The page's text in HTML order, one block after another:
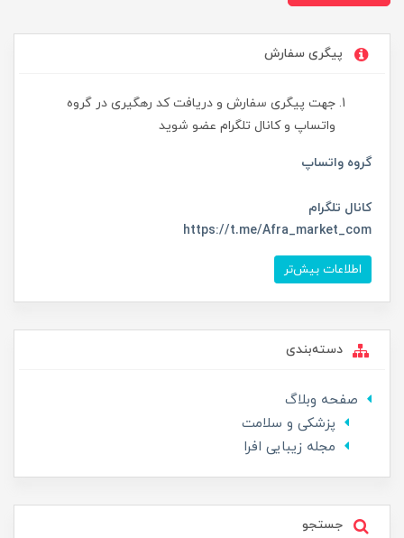
پیگری سفارش
جهت پیگری سفارش و دریافت کد رهگیری در گروه
واتساپ و کانال تلگرام عضو شوید
گروه واتساپ
کانال تلگرام
https://t.me/Afra_market_com
اطلاعات بیش‌تر
دسته‌بندی
صفحه وبلاگ
پزشکی و سلامت
مجله زیبایی افرا
جستجو